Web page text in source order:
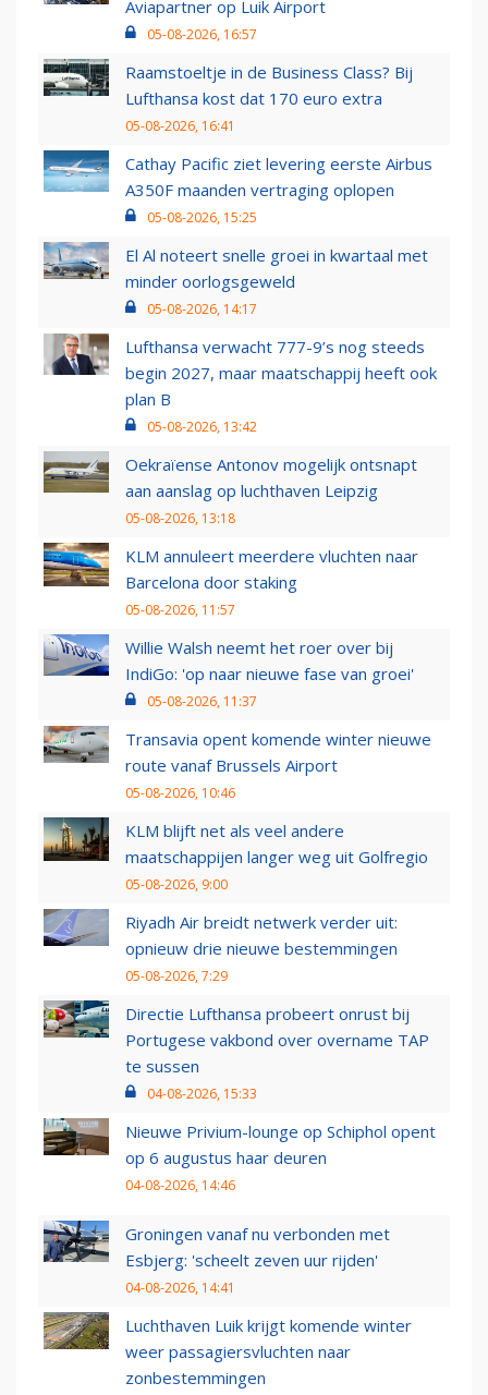
Aviapartner op Luik Airport
05-08-2026, 16:57
Raamstoeltje in de Business Class? Bij
Lufthansa kost dat 170 euro extra
05-08-2026, 16:41
Cathay Pacific ziet levering eerste Airbus
A350F maanden vertraging oplopen
05-08-2026, 15:25
El Al noteert snelle groei in kwartaal met
minder oorlogsgeweld
05-08-2026, 14:17
Lufthansa verwacht 777-9’s nog steeds
begin 2027, maar maatschappij heeft ook
plan B
05-08-2026, 13:42
Oekraïense Antonov mogelijk ontsnapt
aan aanslag op luchthaven Leipzig
05-08-2026, 13:18
KLM annuleert meerdere vluchten naar
Barcelona door staking
05-08-2026, 11:57
Willie Walsh neemt het roer over bij
IndiGo: 'op naar nieuwe fase van groei'
05-08-2026, 11:37
Transavia opent komende winter nieuwe
route vanaf Brussels Airport
05-08-2026, 10:46
KLM blijft net als veel andere
maatschappijen langer weg uit Golfregio
05-08-2026, 9:00
Riyadh Air breidt netwerk verder uit:
opnieuw drie nieuwe bestemmingen
05-08-2026, 7:29
Directie Lufthansa probeert onrust bij
Portugese vakbond over overname TAP
te sussen
04-08-2026, 15:33
Nieuwe Privium-lounge op Schiphol opent
op 6 augustus haar deuren
04-08-2026, 14:46
Groningen vanaf nu verbonden met
Esbjerg: 'scheelt zeven uur rijden'
04-08-2026, 14:41
Luchthaven Luik krijgt komende winter
weer passagiersvluchten naar
zonbestemmingen